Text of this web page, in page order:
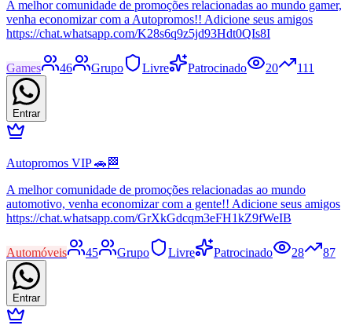
A melhor comunidade de promoções relacionadas ao mundo gamer,
venha economizar com a Autopromos!! Adicione seus amigos
https://chat.whatsapp.com/K28s6q9z5jd93Hdt0QIs8I
Games 46 Grupo Livre Patrocinado 20 111
Entrar
Autopromos VIP 🚗🏁
A melhor comunidade de promoções relacionadas ao mundo
automotivo, venha economizar com a gente!! Adicione seus amigos
https://chat.whatsapp.com/GrXkGdcqm3eFH1kZ9fWeIB
Automóveis 45 Grupo Livre Patrocinado 28 87
Entrar